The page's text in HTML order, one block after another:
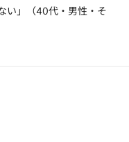
い」（40代・男性・そ